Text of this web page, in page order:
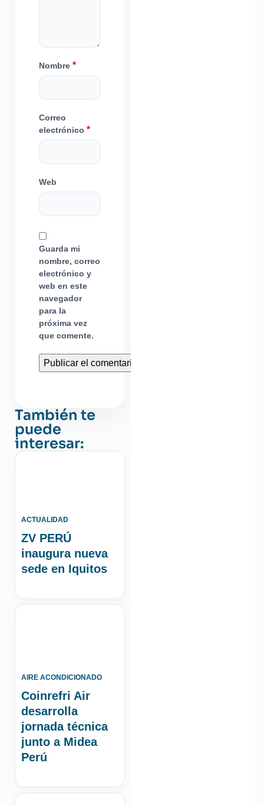
Nombre *
Correo
electrónico *
Web
Guarda mi
nombre, correo
electrónico y
web en este
navegador
para la
próxima vez
que comente.
También te
puede
interesar:
ACTUALIDAD
ZV PERÚ
inaugura nueva
sede en Iquitos
AIRE ACONDICIONADO
Coinrefri Air
desarrolla
jornada técnica
junto a Midea
Perú